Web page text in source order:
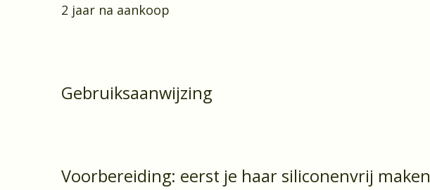
2 jaar na aankoop
Gebruiksaanwijzing
Voorbereiding: eerst je haar siliconenvrij maken